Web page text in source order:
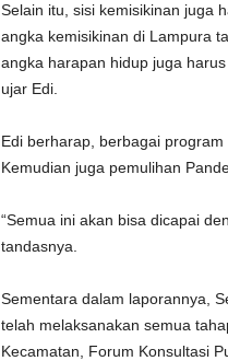
Selain itu, sisi kemisikinan juga
angka kemisikinan di Lampura
angka harapan hidup juga
ujar Edi.
Edi berharap, berbagai
Kemudian juga pemulihan
“Semua ini akan bisa dicapai
tandasnya.
Sementara dalam laporannya,
telah melaksanakan semua
Kecamatan, Forum Konsultasi